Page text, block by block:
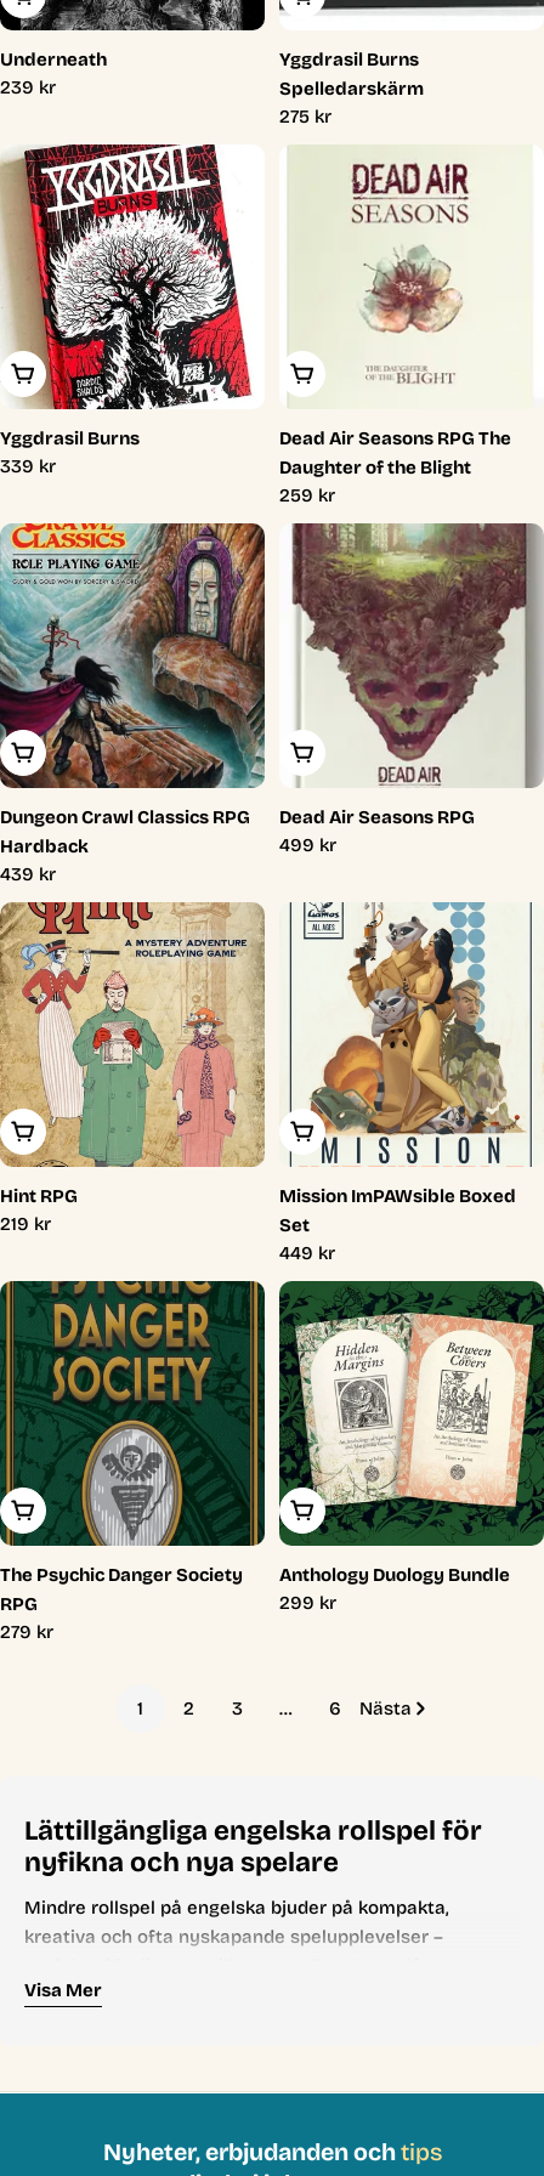
Underneath
Ordinarie
239 kr
Yggdrasil Burns
Spelledarskärm
Ordinarie
pris
275 kr
Lägg I Varukorg
Yggdrasil Burns
Ordinarie
339 kr
Lägg I Varukorg
Dead Air Seasons RPG The
Daughter of the Blight
Ordinarie
pris
259 kr
Lägg I Varukorg
Dungeon Crawl Classics RPG
Hardback
Ordinarie
pris
439 kr
Lägg I Varukorg
Dead Air Seasons RPG
Ordinarie
499 kr
Lägg I Varukorg
Hint RPG
Ordinarie
219 kr
Lägg I Varukorg
Mission ImPAWsible Boxed
Set
Ordinarie
pris
449 kr
Lägg I Varukorg
The Psychic Danger Society
RPG
Ordinarie
279 kr
Lägg I Varukorg
Anthology Duology Bundle
Ordinarie
299 kr
1 2 3 … 6 Nästa
Lättillgängliga engelska rollspel för
nyfikna och nya spelare
Mindre rollspel på engelska bjuder på kompakta,
kreativa och ofta nyskapande spelupplevelser –
kampanjer eller stora regelböcker. Här hittar du
nybörjare och nyfikna spelare som vill testa något nytt.
Visa Mer
Nyheter, erbjudanden ochtips